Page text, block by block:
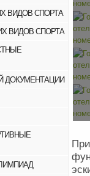
ВИДОВ СПОРТА
ВИДОВ СПОРТА
ДОКУМЕНТАЦИИ